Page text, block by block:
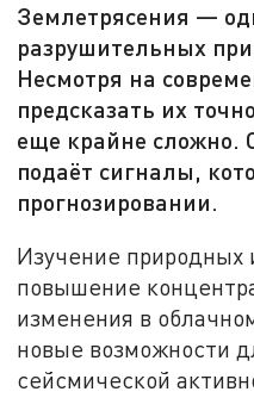
Землетрясения —
разрушительных
Несмотря на
предсказать их
еще крайне сложно.
подаёт сигналы,
прогнозировании.
Изучение природных
повышение
изменения в
новые возможности
сейсмической